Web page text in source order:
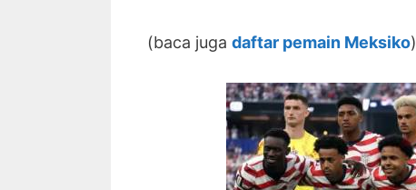
(baca juga daftar pemain Meksiko)